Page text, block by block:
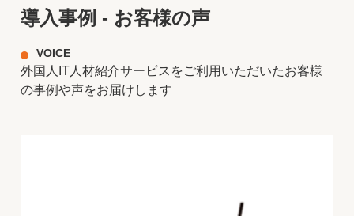
導入事例 - お客様の声
VOICE
外国人IT人材紹介サービスをご利用いただいたお客様
の事例や声をお届けします